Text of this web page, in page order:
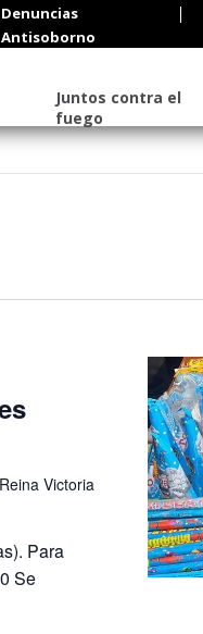
Denuncias
Antisoborno
Juntos contra el
fuego
Victoria
Para
Se